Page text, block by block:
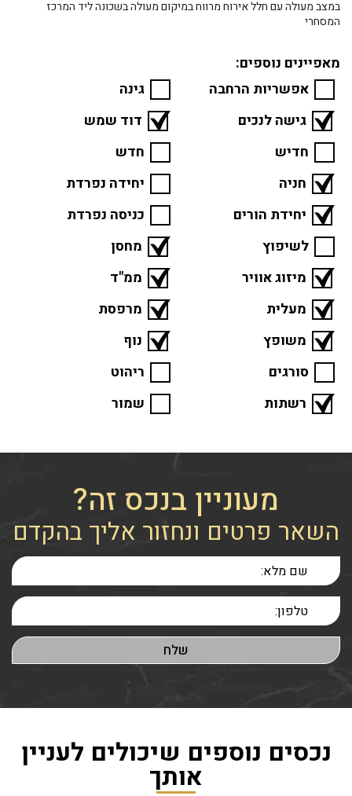
במצב מעולה עם חלל אירוח מרווח במיקום מעולה בשכונה ליד המרכז
המסחרי
מאפיינים נוספים:
אפשריות הרחבה
גינה
גישה לנכים
דוד שמש
חדיש
חדש
חניה
יחידה נפרדת
יחידת הורים
כניסה נפרדת
לשיפוץ
מחסן
מיזוג אוויר
ממ"ד
מעלית
מרפסת
משופץ
נוף
סורגים
ריהוט
רשתות
שמור
מעוניין בנכס זה?
השאר פרטים ונחזור אליך בהקדם
נכסים נוספים שיכולים לעניין
אותך